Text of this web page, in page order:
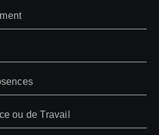
ou de Travail